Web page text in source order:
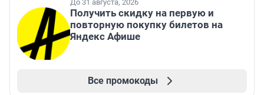
До 31 августа, 2026
Получить скидку на первую и
повторную покупку билетов на
Яндекс Афише
Все промокоды